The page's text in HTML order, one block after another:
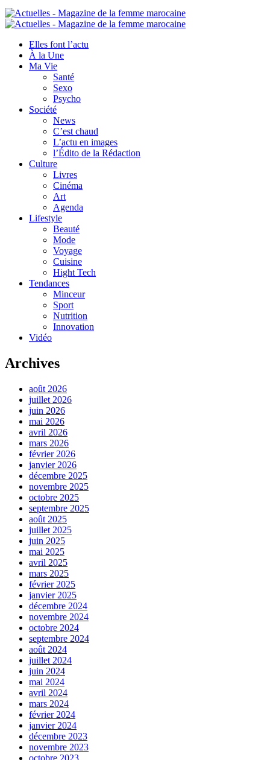
Elles font l’actu
À la Une
Ma Vie
Santé
Sexo
Psycho
Société
News
C’est chaud
L’actu en images
l’Édito de la Rédaction
Culture
Livres
Cinéma
Art
Agenda
Lifestyle
Beauté
Mode
Voyage
Cuisine
Hight Tech
Tendances
Minceur
Sport
Nutrition
Innovation
Vidéo
Archives
août 2026
juillet 2026
juin 2026
mai 2026
avril 2026
mars 2026
février 2026
janvier 2026
décembre 2025
novembre 2025
octobre 2025
septembre 2025
août 2025
juillet 2025
juin 2025
mai 2025
avril 2025
mars 2025
février 2025
janvier 2025
décembre 2024
novembre 2024
octobre 2024
septembre 2024
août 2024
juillet 2024
juin 2024
mai 2024
avril 2024
mars 2024
février 2024
janvier 2024
décembre 2023
novembre 2023
octobre 2023